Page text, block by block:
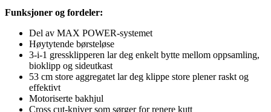
Funksjoner og fordeler:
Del av MAX POWER-systemet
Høytytende børsteløse
3-i-1 gressklipperen lar deg enkelt bytte mellom oppsamling,
bioklipp og sideutkast
53 cm store aggregatet lar deg klippe store plener raskt og
effektivt
Motoriserte bakhjul
Cross cut-kniver som sørger for renere kutt